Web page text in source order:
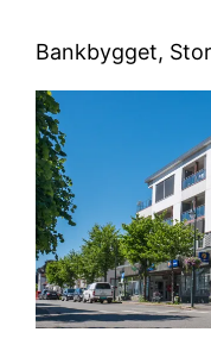
Bankbygget,